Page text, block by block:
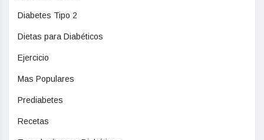
Diabetes Tipo 2
Dietas para Diabéticos
Ejercicio
Mas Populares
Prediabetes
Recetas